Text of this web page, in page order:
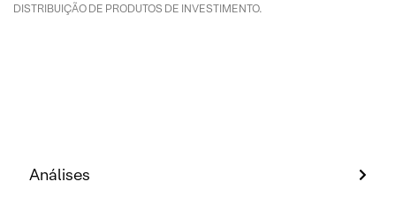
DISTRIBUIÇÃO DE PRODUTOS DE INVESTIMENTO.
Análises